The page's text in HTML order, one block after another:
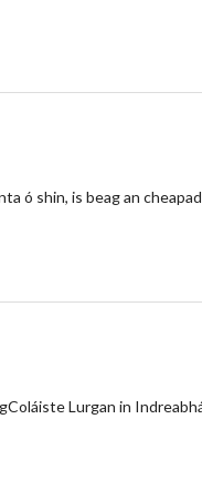
ó shin, is beag an
Lurgan in